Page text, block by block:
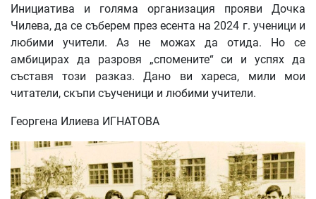
Инициатива и голяма организация прояви Дочка
Чилева, да се съберем през есента на 2024 г. ученици и
любими учители. Аз не можах да отида. Но се
амбицирах да разровя „спомените“ си и успях да
съставя този разказ. Дано ви хареса, мили мои
читатели, скъпи съученици и любими учители.
Георгена Илиева ИГНАТОВА